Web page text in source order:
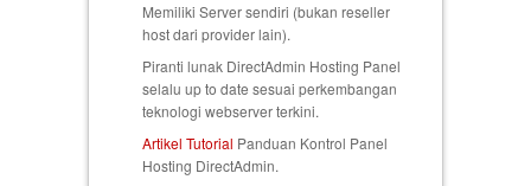
Memiliki Server sendiri (bukan reseller
host dari provider lain).
Piranti lunak DirectAdmin Hosting Panel
selalu up to date sesuai perkembangan
teknologi webserver terkini.
Artikel Tutorial Panduan Kontrol Panel
Hosting DirectAdmin.